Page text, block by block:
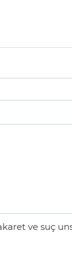
ve suç